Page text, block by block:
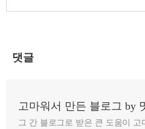
댓글
고마워서 만든 블로그 by
그 간 블로그로 받은 큰 도움이 고